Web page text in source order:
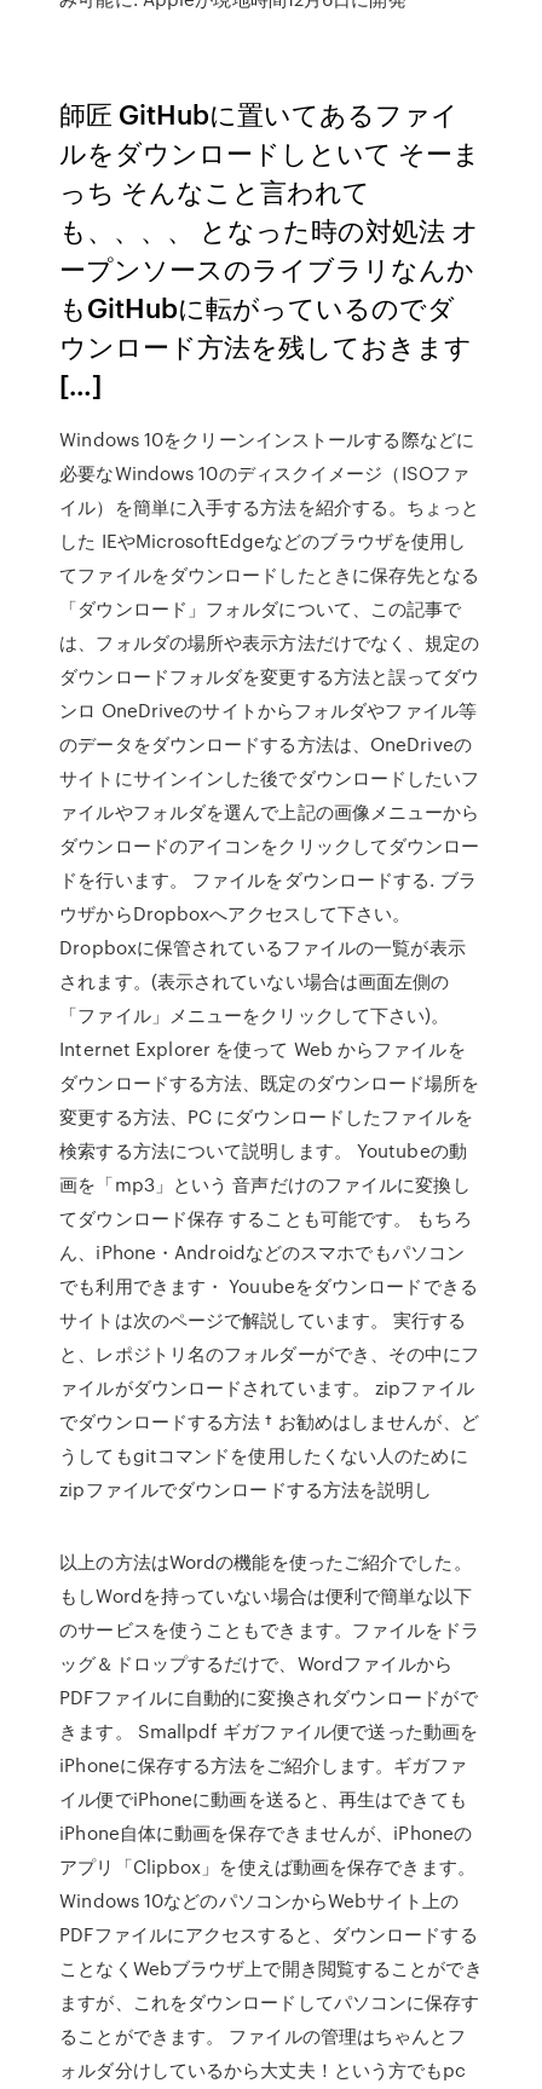
師匠 GitHubに置いてあるファイ
ルをダウンロードしといて そーま
っち そんなこと言われて
も、、、、 となった時の対処法 オ
ープンソースのライブラリなんか
もGitHubに転がっているのでダ
ウンロード方法を残しておきます
[…]
Windows 10をクリーンインストールする際などに
必要なWindows 10のディスクイメージ（ISOファ
イル）を簡単に入手する方法を紹介する。ちょっと
した IEやMicrosoftEdgeなどのブラウザを使用し
てファイルをダウンロードしたときに保存先となる
「ダウンロード」フォルダについて、この記事で
は、フォルダの場所や表示方法だけでなく、規定の
ダウンロードフォルダを変更する方法と誤ってダウ
ンロ OneDriveのサイトからフォルダやファイル等
のデータをダウンロードする方法は、OneDriveの
サイトにサインインした後でダウンロードしたいフ
ァイルやフォルダを選んで上記の画像メニューから
ダウンロードのアイコンをクリックしてダウンロー
ドを行います。 ファイルをダウンロードする. ブラ
ウザからDropboxへアクセスして下さい。
Dropboxに保管されているファイルの一覧が表示
されます。(表示されていない場合は画面左側の
「ファイル」メニューをクリックして下さい)。
Internet Explorer を使って Web からファイルを
ダウンロードする方法、既定のダウンロード場所を
変更する方法、PC にダウンロードしたファイルを
検索する方法について説明します。 Youtubeの動
画を「mp3」という 音声だけのファイルに変換し
てダウンロード保存 することも可能です。 もちろ
ん、iPhone・Androidなどのスマホでもパソコン
でも利用できます・ Youubeをダウンロードできる
サイトは次のページで解説しています。 実行する
と、レポジトリ名のフォルダーができ、その中にフ
ァイルがダウンロードされています。 zipファイル
でダウンロードする方法 † お勧めはしませんが、ど
うしてもgitコマンドを使用したくない人のために
zipファイルでダウンロードする方法を説明し
以上の方法はWordの機能を使ったご紹介でした。
もしWordを持っていない場合は便利で簡単な以下
のサービスを使うこともできます。ファイルをドラ
ッグ＆ドロップするだけで、Wordファイルから
PDFファイルに自動的に変換されダウンロードがで
きます。 Smallpdf ギガファイル便で送った動画を
iPhoneに保存する方法をご紹介します。ギガファ
イル便でiPhoneに動画を送ると、再生はできても
iPhone自体に動画を保存できませんが、iPhoneの
アプリ「Clipbox」を使えば動画を保存できます。
Windows 10などのパソコンからWebサイト上の
PDFファイルにアクセスすると、ダウンロードする
ことなくWebブラウザ上で開き閲覧することができ
ますが、これをダウンロードしてパソコンに保存す
ることができます。 ファイルの管理はちゃんとフ
ォルダ分けしているから大丈夫！という方でもpc